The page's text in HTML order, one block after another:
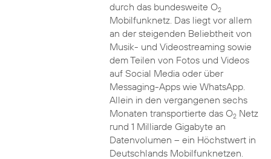
durch das bundesweite O2
Mobilfunknetz. Das liegt vor allem
an der steigenden Beliebtheit von
Musik- und Videostreaming sowie
dem Teilen von Fotos und Videos
auf Social Media oder über
Messaging-Apps wie WhatsApp.
Allein in den vergangenen sechs
Monaten transportierte das O2Netz
rund 1 Milliarde Gigabyte an
Datenvolumen – ein Höchstwert in
Deutschlands Mobilfunknetzen.